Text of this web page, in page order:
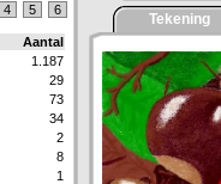
4 5 6
Aantal
1.187
29
73
34
2
8
1
Tekening